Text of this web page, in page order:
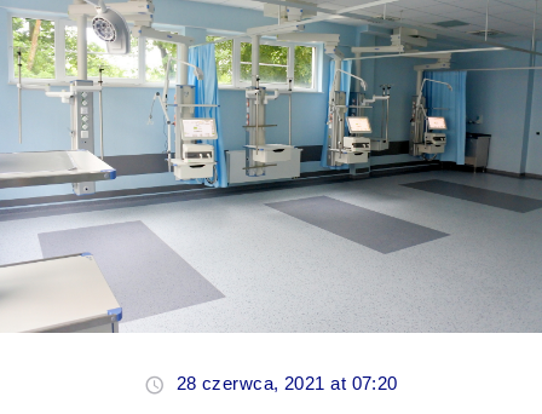
28 czerwca, 2021 at 07:20